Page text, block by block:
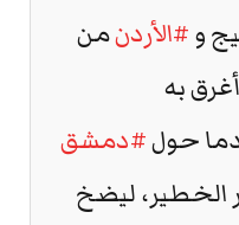
و#الأردنمن
به
حول#دمشق
الخطير، ليضخ